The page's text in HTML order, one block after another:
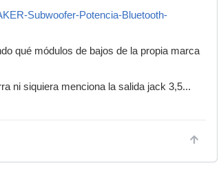
Subwoofer-Potencia-Bluetooth-
qué módulos de bajos de la propia marca
ni siquiera menciona la salida jack 3,5...